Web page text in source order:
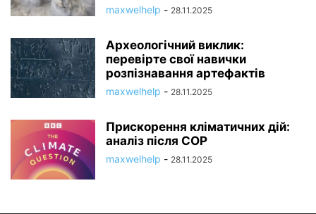
maxwelhelp - 28.11.2025
Археологічний виклик:
перевірте свої навички
розпізнавання артефактів
maxwelhelp - 28.11.2025
Прискорення кліматичних дій:
аналіз після COP
maxwelhelp - 28.11.2025